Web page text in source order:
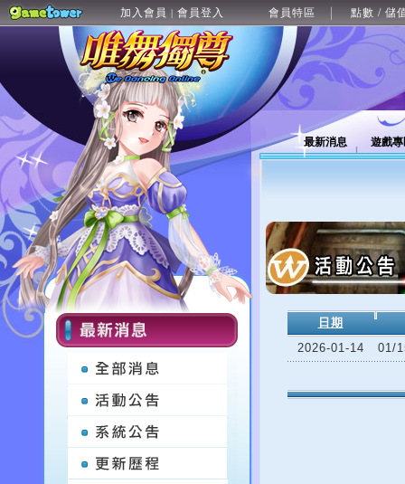
加入會員 | 會員登入 會員特區 點數 / 儲
最新消息 遊戲
日期
2026-01-14
01/